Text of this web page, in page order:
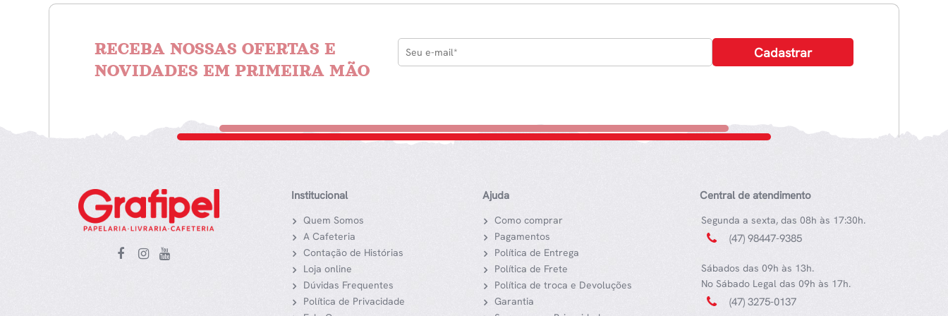
RECEBA NOSSAS OFERTAS E
NOVIDADES EM PRIMEIRA MÃO
Institucional
Quem Somos
A Cafeteria
Contação de Histórias
Loja online
Dúvidas Frequentes
Política de Privacidade
Ajuda
Como comprar
Pagamentos
Política de Entrega
Política de Frete
Política de troca e Devoluções
Garantia
Central de atendimento
Segunda a sexta, das 08h às 17:30h.
(47) 98447-9385
Sábados das 09h às 13h.
No Sábado Legal das 09h às 17h.
(47) 3275-0137